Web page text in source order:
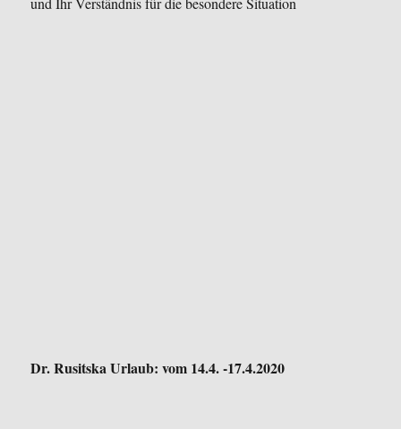
Dr. Rusitska Urlaub: vom 14.4. -17.4.2020